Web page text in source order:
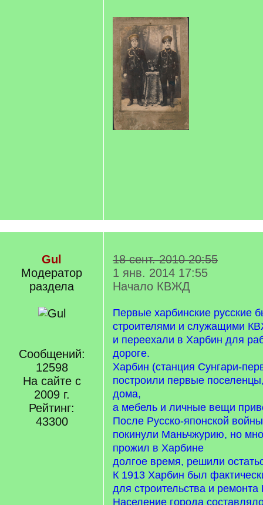
Gul
Модератор
раздела
Сообщений:
12598
На сайте с
2009 г.
Рейтинг:
43300
18 сент. 2010 20:55
1 янв. 2014 17:55
Начало КВЖД
Первые харбинские русские
строителями и служащими
и переехали в Харбин для
дороге.
Харбин (станция Сунгари-
построили первые
дома,
а мебель и личные вещи
После Русско-японской
покинули Маньчжурию, но
прожил в Харбине
долгое время, решили
К 1913 Харбин был
для строительства и
Население города